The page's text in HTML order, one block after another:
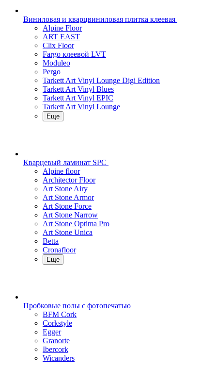
Виниловая и кварцвиниловая плитка клеевая
Alpine Floor
ART EAST
Clix Floor
Fargo клеевой LVT
Moduleo
Pergo
Tarkett Art Vinyl Lounge Digi Edition
Tarkett Art Vinyl Blues
Tarkett Art Vinyl EPIC
Tarkett Art Vinyl Lounge
Еще
Кварцевый ламинат SPC
Alpine floor
Architector Floor
Art Stone Airy
Art Stone Armor
Art Stone Force
Art Stone Narrow
Art Stone Optima Pro
Art Stone Unica
Betta
Cronafloor
Еще
Пробковые полы с фотопечатью
BFM Cork
Corkstyle
Egger
Granorte
Ibercork
Wicanders